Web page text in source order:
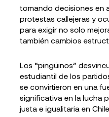
tomando decisiones en
protestas callejeras y
para exigir no solo
también cambios
Los “pingüinos”
estudiantil de los
se convirtieron en una
significativa en la lucha
justa e igualitaria en Chile.